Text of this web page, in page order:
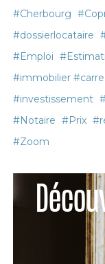
#Cherbourg
#dossierlocataire
#Emploi
#immobilier
#investissement
#Notaire #Prix
#Zoom